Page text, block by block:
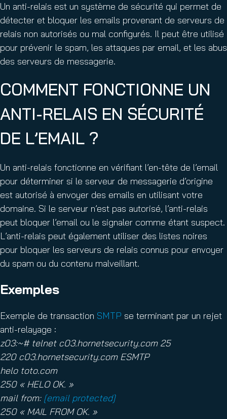
Un anti-relais est un système de sécurité qui permet de
détecter et bloquer les emails provenant de serveurs de
relais non autorisés ou mal configurés. Il peut être utilisé
pour prévenir le spam, les attaques par email, et les abus
des serveurs de messagerie.
COMMENT FONCTIONNE UN
ANTI-RELAIS EN SÉCURITÉ
DE L’EMAIL ?
Un anti-relais fonctionne en vérifiant l’en-tête de l’email
pour déterminer si le serveur de messagerie d’origine
est autorisé à envoyer des emails en utilisant votre
domaine. Si le serveur n’est pas autorisé, l’anti-relais
peut bloquer l’email ou le signaler comme étant suspect.
L’anti-relais peut également utiliser des listes noires
pour bloquer les serveurs de relais connus pour envoyer
du spam ou du contenu malveillant.
Exemples
Exemple de transaction SMTP se terminant par un rejet
anti-relayage :
z03:~# telnet c03.hornetsecurity.com 25
220 c03.hornetsecurity.com ESMTP
helo toto.com
250 « HELO OK. »
mail from: [email protected]
250 « MAIL FROM OK. »